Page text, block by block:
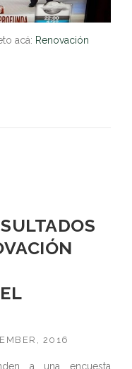
acá: Renovación
2016
a una encuesta